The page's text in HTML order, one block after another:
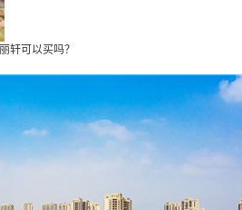
轩可以买吗？